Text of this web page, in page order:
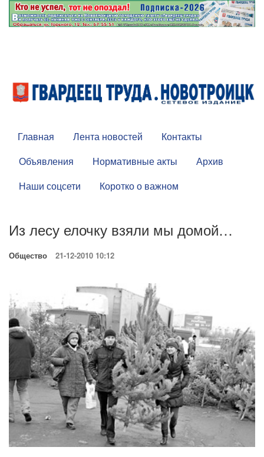
Главная Лента новостей
Контакты
Объявления
Нормативные акты
Архив
Наши соцсети
Коротко о важном
Из лесу елочку взяли мы домой…
Общество 21-12-2010 10:12